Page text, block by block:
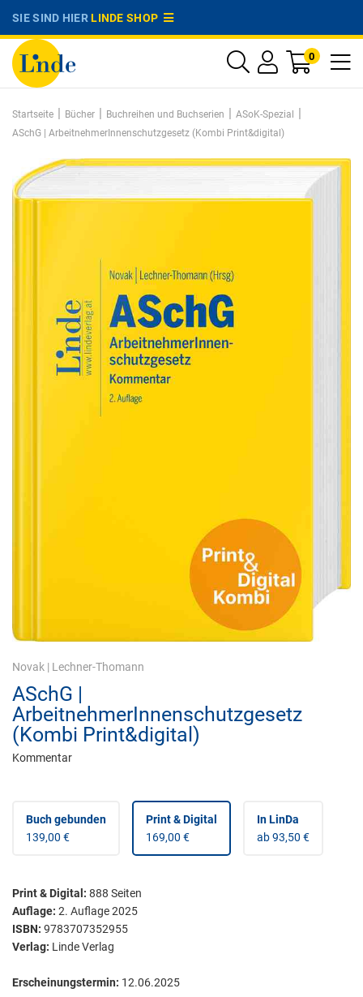
SIE SIND HIERLINDE SHOP
0
Startseite | Bücher | Buchreihen und Buchserien | ASoK-Spezial |
ASchG | ArbeitnehmerInnenschutzgesetz (Kombi Print&digital)
Novak | Lechner-Thomann
ASchG |
ArbeitnehmerInnenschutzgesetz
(Kombi Print&digital)
Kommentar
Buch gebunden
139,00 €
Print & Digital
169,00 €
In LinDa
ab 93,50 €
Print & Digital : 888 Seiten
Auflage: 2. Auflage 2025
ISBN: 9783707352955
Verlag: Linde Verlag
Erscheinungstermin: 12.06.2025